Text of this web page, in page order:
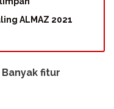
ALMAZ 2021
Banyak fitur